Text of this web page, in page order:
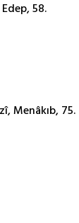
58.
Menâkıb, 75.